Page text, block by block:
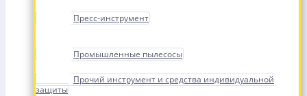
Пресс-инструмент
Промышленные пылесосы
Прочий инструмент и средства индивидуальной
защиты